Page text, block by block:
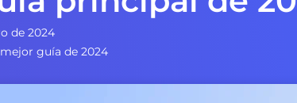
de 2024
guía de 2024